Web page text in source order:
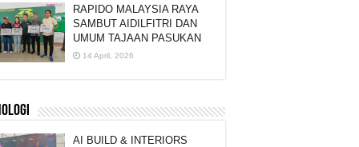
RAPIDO MALAYSIA RAYA
SAMBUT AIDILFITRI DAN
UMUM TAJAAN PASUKAN
14 April, 2026
AI BUILD & INTERIORS